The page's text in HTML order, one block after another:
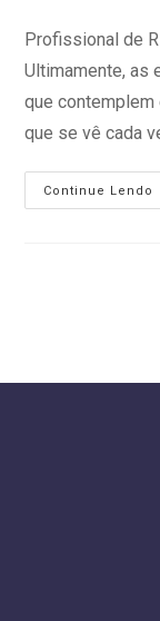
Profissional de
Ultimamente, as
que
que se vê cada
Continue Lendo